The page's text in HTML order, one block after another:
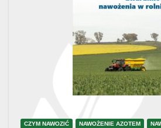
CZYM NAWOZIĆ NAWOŻENIE AZOTEM